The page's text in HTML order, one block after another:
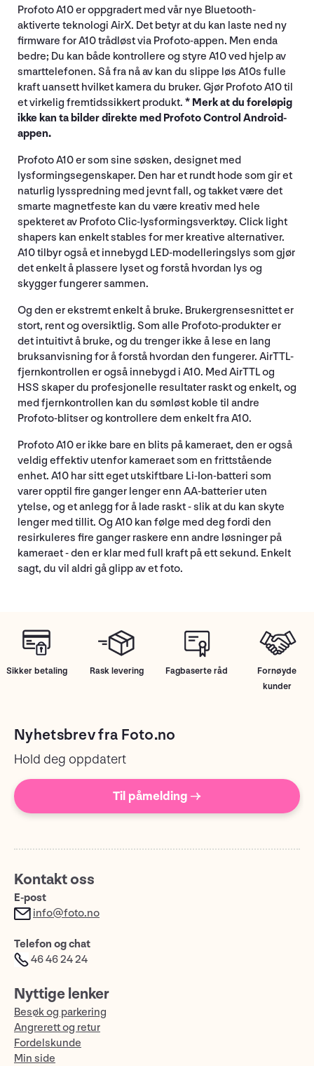
Profoto A10 er oppgradert med vår nye Bluetooth-
aktiverte teknologi AirX. Det betyr at du kan laste ned ny
firmware for A10 trådløst via Profoto-appen. Men enda
bedre; Du kan både kontrollere og styre A10 ved hjelp av
smarttelefonen. Så fra nå av kan du slippe løs A10s fulle
kraft uansett hvilket kamera du bruker. Gjør Profoto A10 til
et virkelig fremtidssikkert produkt. * Merk at du foreløpig
ikke kan ta bilder direkte med Profoto Control Android-
appen.
Profoto A10 er som sine søsken, designet med
lysformingsegenskaper. Den har et rundt hode som gir et
naturlig lysspredning med jevnt fall, og takket være det
smarte magnetfeste kan du være kreativ med hele
spekteret av Profoto Clic-lysformingsverktøy. Click light
shapers kan enkelt stables for mer kreative alternativer.
A10 tilbyr også et innebygd LED-modelleringslys som gjør
det enkelt å plassere lyset og forstå hvordan lys og
skygger fungerer sammen.
Og den er ekstremt enkelt å bruke. Brukergrensesnittet er
stort, rent og oversiktlig. Som alle Profoto-produkter er
det intuitivt å bruke, og du trenger ikke å lese en lang
bruksanvisning for å forstå hvordan den fungerer. AirTTL-
fjernkontrollen er også innebygd i A10. Med AirTTL og
HSS skaper du profesjonelle resultater raskt og enkelt, og
med fjernkontrollen kan du sømløst koble til andre
Profoto-blitser og kontrollere dem enkelt fra A10.
Profoto A10 er ikke bare en blits på kameraet, den er også
veldig effektiv utenfor kameraet som en frittstående
enhet. A10 har sitt eget utskiftbare Li-Ion-batteri som
varer opptil fire ganger lenger enn AA-batterier uten
ytelse, og et anlegg for å lade raskt - slik at du kan skyte
lenger med tillit. Og A10 kan følge med deg fordi den
resirkuleres fire ganger raskere enn andre løsninger på
kameraet - den er klar med full kraft på ett sekund. Enkelt
sagt, du vil aldri gå glipp av et foto.
Sikker betaling Rask levering Fagbaserte råd
Fornøyde
kunder
Nyhetsbrev fra Foto.no
Hold deg oppdatert
Til påmelding →
Kontakt oss
E-post
info@foto.no
Telefon og chat
46 46 24 24
Nyttige lenker
Besøk og parkering
Angrerett og retur
Fordelskunde
Min side